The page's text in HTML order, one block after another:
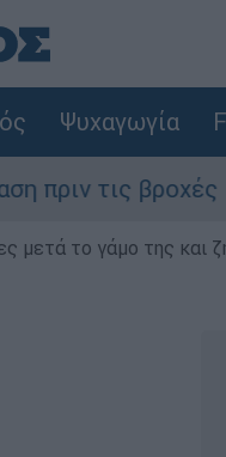
Ψυχαγωγία
βροχές
το γάμο της και